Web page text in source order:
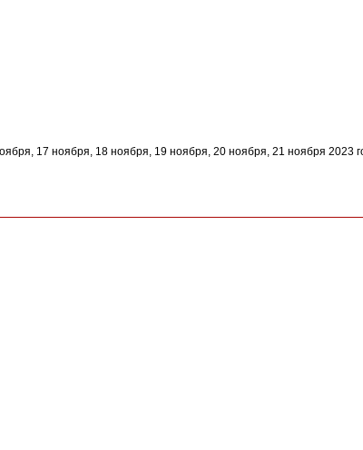
17 ноября, 18 ноября, 19 ноября, 20 ноября, 21 ноября 2023